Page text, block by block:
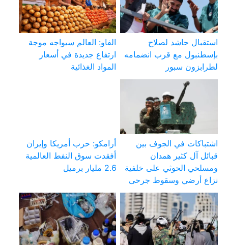
استقبال حاشد لصلاح
بإسطنبول مع قرب انضمامه
لطرابزون سبور
الفاو: العالم سيواجه موجة
ارتفاع جديدة في أسعار
المواد الغذائية
اشتباكات في الجوف بين
قبائل آل كثير همدان
ومسلحي الحوثي على خلفية
نزاع أرضي وسقوط جرحى
أرامكو: حرب أمريكا وإيران
أفقدت سوق النفط العالمية
2.6 مليار برميل